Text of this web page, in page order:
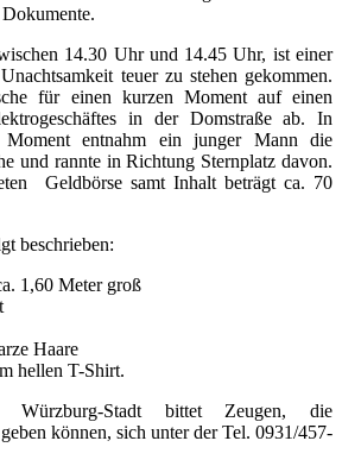
14.30 Uhr und 14.45 Uhr, ist einer
teuer zu stehen gekommen.
für einen kurzen Moment auf einen
in der Domstraße ab. In
Moment entnahm ein junger Mann die
und rannte in Richtung Sternplatz davon.
Geldbörse samt Inhalt beträgt ca. 70
beschrieben:
1,60 Meter groß
Haare
hellen T-Shirt.
Würzburg-Stadt bittet Zeugen, die
können, sich unter der Tel. 0931/457-